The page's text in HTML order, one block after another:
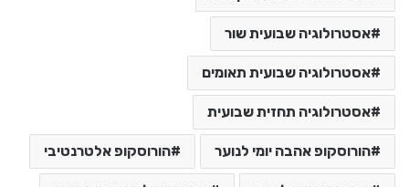
אסטרולוגיה שבועית שור
אסטרולוגיה שבועית תאומים
אסטרולוגיה תחזית שבועית
הורוסקופ אהבה יומי לנוער הורוסקופ אלטרנטיבי